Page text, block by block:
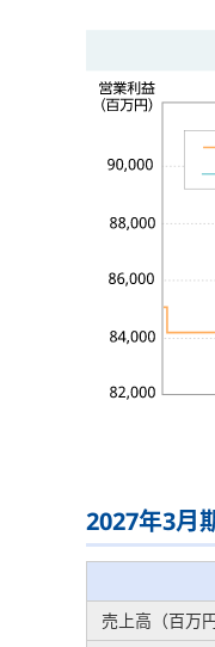
2027年3月
売上高（百万円